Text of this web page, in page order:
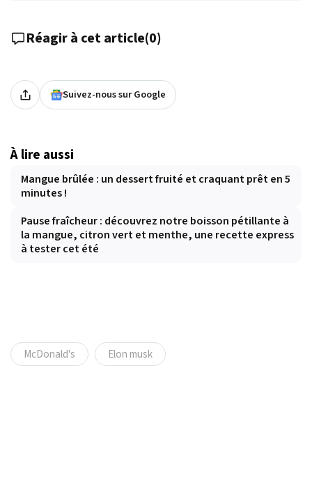
Réagir à cet article(0)
Suivez-nous sur Google
À lire aussi
Mangue brûlée : un dessert fruité et craquant prêt en 5
minutes !
Pause fraîcheur : découvrez notre boisson pétillante à
la mangue, citron vert et menthe, une recette express
à tester cet été
McDonald's Elon musk